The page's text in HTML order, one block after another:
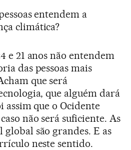
entendem a
climática?
e 21 anos não entendem
das pessoas mais
que será
que alguém dará
assim que o Ocidente
não será suficiente. As
são grandes. E as
neste sentido.